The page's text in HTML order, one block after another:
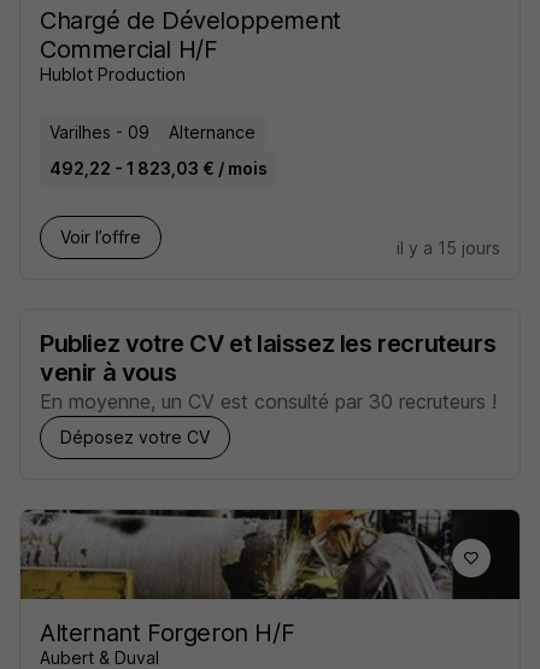
Chargé de Développement
Commercial H/F
Hublot Production
Varilhes - 09
Alternance
492,22 - 1 823,03 € / mois
Voir l’offre
il y a 15 jours
Publiez votre CV et laissez les recruteurs
venir à vous
En moyenne, un CV est consulté par 30 recruteurs !
Déposez votre CV
Alternant Forgeron H/F
Aubert & Duval